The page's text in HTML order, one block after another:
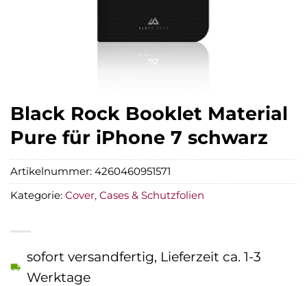
Black Rock Booklet Material
Pure für iPhone 7 schwarz
sofort versandfertig, Lieferzeit ca. 1-3
Werktage
Artikelnummer: 4260460951571
Kategorie: Cover, Cases & Schutzfolien